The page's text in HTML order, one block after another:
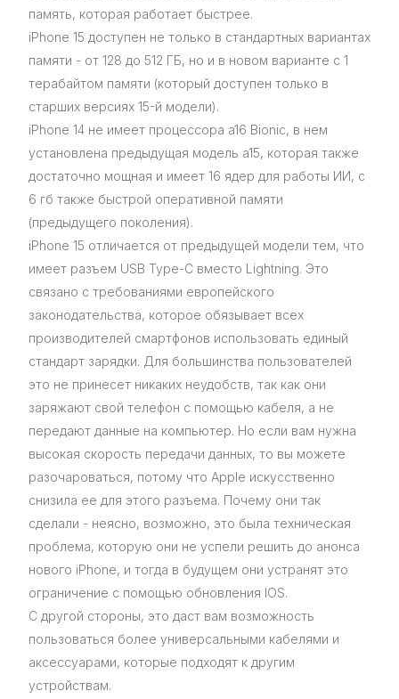
память, которая работает быстрее.
iPhone 15 доступен не только в стандартных вариантах
памяти - от 128 до 512 ГБ, но и в новом варианте с 1
терабайтом памяти (который доступен только в
старших версиях 15-й модели).
iPhone 14 не имеет процессора a16 Bionic, в нем
установлена предыдущая модель a15, которая также
достаточно мощная и имеет 16 ядер для работы ИИ, с
6 гб также быстрой оперативной памяти
(предыдущего поколения).
iPhone 15 отличается от предыдущей модели тем, что
имеет разъем USB Type-C вместо Lightning. Это
связано с требованиями европейского
законодательства, которое обязывает всех
производителей смартфонов использовать единый
стандарт зарядки. Для большинства пользователей
это не принесет никаких неудобств, так как они
заряжают свой телефон с помощью кабеля, а не
передают данные на компьютер. Но если вам нужна
высокая скорость передачи данных, то вы можете
разочароваться, потому что Apple искусственно
снизила ее для этого разъема. Почему они так
сделали - неясно, возможно, это была техническая
проблема, которую они не успели решить до анонса
нового iPhone, и тогда в будущем они устранят это
ограничение с помощью обновления IOS.
С другой стороны, это даст вам возможность
пользоваться более универсальными кабелями и
аксессуарами, которые подходят к другим
устройствам.